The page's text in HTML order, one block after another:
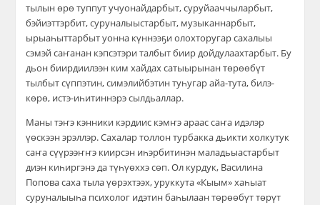
тылын өрө туппут учуонайдарбыт, суруйааччыларбыт,
бэйиэттэрбит, суруналыыстарбыт, музыканнарбыт,
ырыаһыттарбыт уонна күннээҕи олохторугар сахалыы
сэмэй саҥанан кэпсэтэри талбыт биир дойдулаахтарбыт. Бу
дьон биирдиилээн ким хайдах сатыырынан төрөөбүт
тылбыт сүппэтин, симэлийбэтин туһугар айа-тута, билэ-
көрө, истэ-иһитиннэрэ сылдьаллар.
Маны тэҥэ кэнники кэрдиис кэмҥэ араас саҥа идэлэр
үөскээн эрэллэр. Сахалар толлон турбакка дьикти холкутук
саҥа сүүрээҥҥэ киирсэн иһэрбитинэн маладьыастарбыт
диэн киһиргэнэ да түһүөххэ сөп. Ол курдук, Василина
Попова саха тыла үөрэхтээх, уруккута «Кыым» хаһыат
суруналыыһа психолог идэтин баһылаан төрөөбүт төрүт